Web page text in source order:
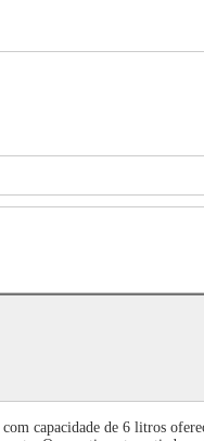
capacidade de 6 litros